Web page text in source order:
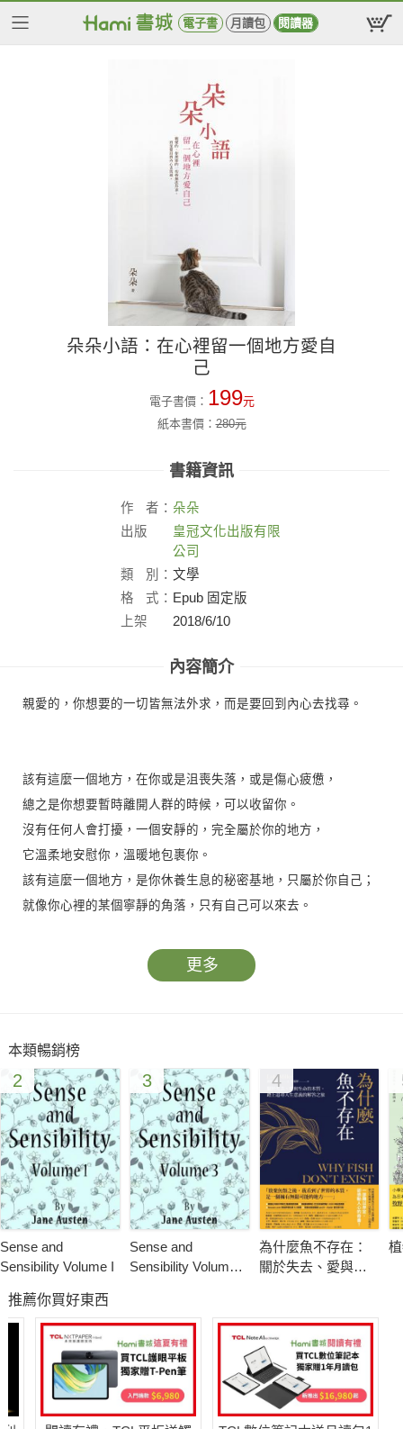
電子書 月讀包 閱讀器
朵朵小語：在心裡留一個地方愛自
己
電子書價： 199元
紙本書價：280元
書籍資訊
作 者： 朵朵
出版
皇冠文化出版有限
公司
類
別： 文學
格
式： Epub 固定版
上架
2018/6/10
內容簡介
親愛的，你想要的一切皆無法外求，而是要回到內心去找尋。
該有這麼一個地方，在你或是沮喪失落，或是傷心疲憊，
總之是你想要暫時離開人群的時候，可以收留你。
沒有任何人會打擾，一個安靜的，完全屬於你的地方，
它溫柔地安慰你，溫暖地包裹你。
該有這麼一個地方，是你休養生息的秘密基地，只屬於你自己；
就像你心裡的某個寧靜的角落，只有自己可以來去。
有時候，在筆直的道路上，你仍然跌跌撞撞；
有時候，時間沖淡了一切，你依然感覺悲傷。
也會發現，你並非不懂愛，只是忙著愛人，卻忘記了愛自己。
讀朵朵，在心裡的秘密基地，耐心等待痊癒；
讀朵朵，在學習愛別人之前，先練習全心全意地愛自己。
更多
本類暢銷榜
2
Sense and
Sensibility Volume I
3
Sense and
Sensibility Volume
4
為什麼魚不存在：
關於失去、愛與生
之旅
推薦你買好東西